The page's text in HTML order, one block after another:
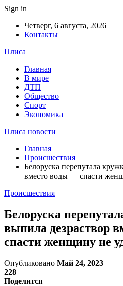
Sign in
Четверг, 6 августа, 2026
Контакты
Плиса
Главная
В мире
ДТП
Общество
Спорт
Экономика
Плиса новости
Главная
Происшествия
Белоруска перепутала
вместо воды — спасти
Происшествия
Белоруска
выпила дезраствор
спасти женщину не
Опубликовано Май 24, 2023
228
Поделится